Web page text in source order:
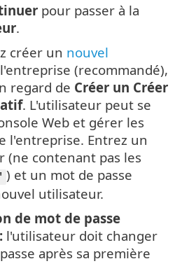
pour passer à la
.
créer un nouvel
(recommandé),
regard de Créer un Créer
. L'utilisateur peut se
Web et gérer les
l'entreprise. Entrez un
(ne contenant pas les
) et un mot de passe
utilisateur.
de mot de passe
l'utilisateur doit changer
après sa première